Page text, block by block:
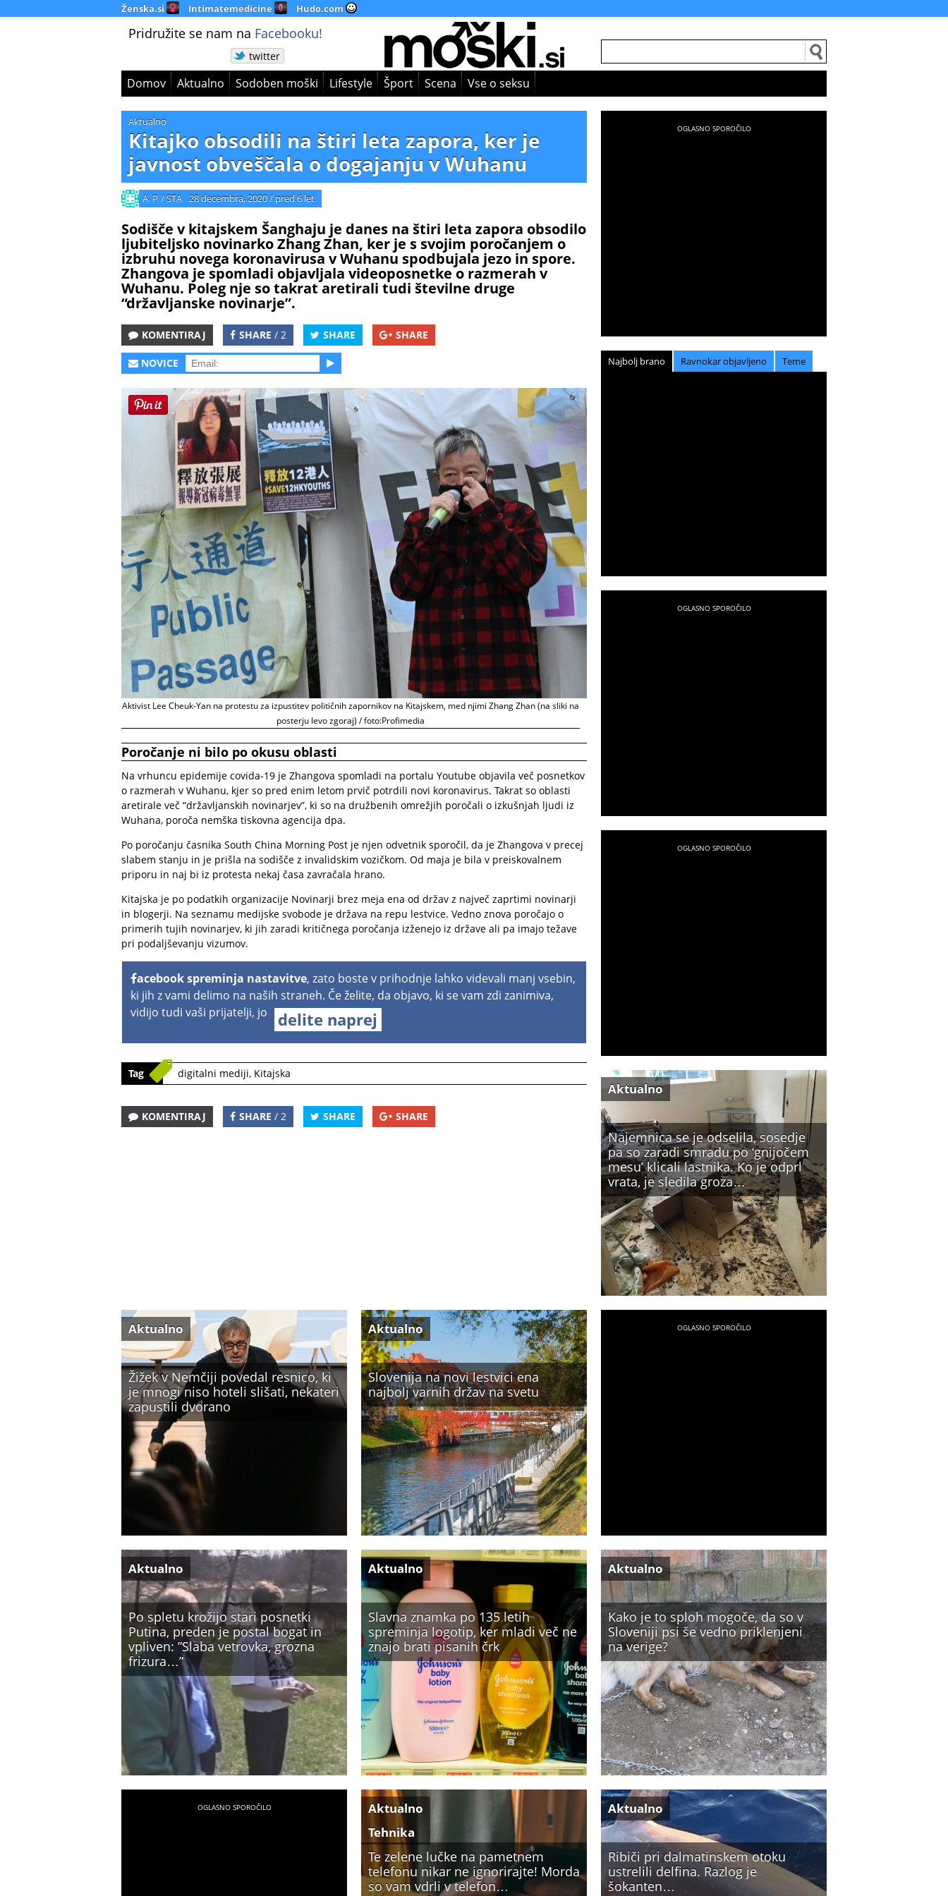
Ženska.si Intimatemedicine Hudo.com
Pridružite se nam na Facebooku!
twitter
Domov Aktualno Sodoben moški Lifestyle Šport Scena Vse o seksu
Aktualno
Kitajko obsodili na štiri leta zapora, ker je
javnost obveščala o dogajanju v Wuhanu
A. P. / STA 28 decembra, 2020/ pred 6 let
Sodišče v kitajskem Šanghaju je danes na štiri leta zapora obsodilo
ljubiteljsko novinarko Zhang Zhan, ker je s svojim poročanjem o
izbruhu novega koronavirusa v Wuhanu spodbujala jezo in spore.
Zhangova je spomladi objavljala videoposnetke o razmerah v
Wuhanu. Poleg nje so takrat aretirali tudi številne druge
“državljanske novinarje”.
KOMENTIRAJ SHARE / 2 SHARE SHARE
NOVICE
Aktivist Lee Cheuk-Yan na protestu za izpustitev političnih zapornikov na Kitajskem, med njimi Zhang Zhan (na sliki na
posterju levo zgoraj) / foto:Profimedia
Poročanje ni bilo po okusu oblasti
Na vrhuncu epidemije covida-19 je Zhangova spomladi na portalu Youtube objavila več posnetkov
o razmerah v Wuhanu, kjer so pred enim letom prvič potrdili novi koronavirus. Takrat so oblasti
aretirale več “državljanskih novinarjev”, ki so na družbenih omrežjih poročali o izkušnjah ljudi iz
Wuhana, poroča nemška tiskovna agencija dpa.
Po poročanju časnika South China Morning Post je njen odvetnik sporočil, da je Zhangova v precej
slabem stanju in je prišla na sodišče z invalidskim vozičkom. Od maja je bila v preiskovalnem
priporu in naj bi iz protesta nekaj časa zavračala hrano.
Kitajska je po podatkih organizacije Novinarji brez meja ena od držav z največ zaprtimi novinarji
in blogerji. Na seznamu medijske svobode je država na repu lestvice. Vedno znova poročajo o
primerih tujih novinarjev, ki jih zaradi kritičnega poročanja izženejo iz države ali pa imajo težave
pri podaljševanju vizumov.
acebook spreminja nastavitve, zato boste v prihodnje lahko videvali manj vsebin,
ki jih z vami delimo na naših straneh. Če želite, da objavo, ki se vam zdi zanimiva,
vidijo tudi vaši prijatelji, jo
delite naprej
Tag digitalni mediji, Kitajska
KOMENTIRAJ SHARE / 2 SHARE SHARE
Najbolj brano Ravnokar objavljeno Teme
Najemnica se je odselila, sosedje
pa so zaradi smradu po ‘gnijočem
mesu’ klicali lastnika. Ko je odprl
vrata, je sledila groza…
Aktualno
Žižek v Nemčiji povedal resnico, ki
je mnogi niso hoteli slišati, nekateri
zapustili dvorano
Aktualno
Slovenija na novi lestvici ena
najbolj varnih držav na svetu
Aktualno
Po spletu krožijo stari posnetki
Putina, preden je postal bogat in
vpliven: ”Slaba vetrovka, grozna
frizura…”
Aktualno
Slavna znamka po 135 letih
spreminja logotip, ker mladi več ne
znajo brati pisanih črk
Aktualno
Kako je to sploh mogoče, da so v
Sloveniji psi še vedno priklenjeni
na verige?
Aktualno
Te zelene lučke na pametnem
telefonu nikar ne ignorirajte! Morda
so vam vdrli v telefon…
Aktualno
Tehnika
Ribiči pri dalmatinskem otoku
ustrelili delfina. Razlog je
šokanten…
Aktualno